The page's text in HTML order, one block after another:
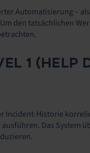
Automatisierung –
den tatsächlichen
1 (HELP
Incident-Historie
Das System